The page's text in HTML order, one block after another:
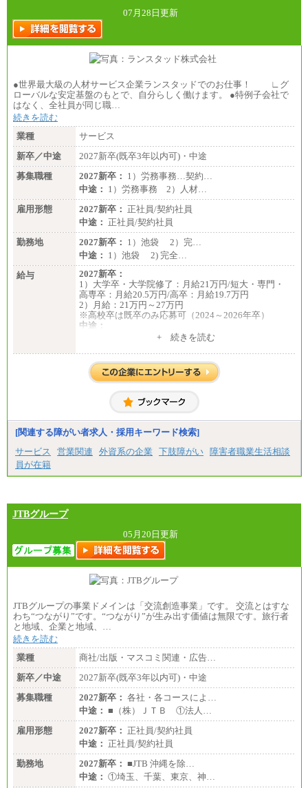
07月28日更新
●世界最大級の人材サービス企業ランスタッドでのお仕事！ ∟グ
ローバルな安定基盤のもとで、自分らしく働けます。 ●特例子会社で
はなく、全社員が同じ職…
続きを読む
業種
サービス
新卒／中途
2027新卒(既卒3年以内可)・中途
募集職種
2027新卒： 1）労務事務…契約…
中途： 1）労務事務 2）人材…
雇用形態
2027新卒： 正社員/契約社員
中途： 正社員/契約社員
勤務地
2027新卒： 1）池袋 2）完…
中途： 1）池袋 2) 完全…
給与
2027新卒：
1）大学卒・大学院修了：月給21万円/短大・専門・
高専卒：月給20.5万円/高卒：月給19.7万円
2）月給：21万円～27万円
※高校卒は既卒のみ応募可（2024～2026年卒）
中途：
1）月給：21万円～25万円+ 続きを読む
[関連する障がい者求人・採用キーワード検索]
サービス
営業関連 外資系の企業 下肢障がい 障害者職業生活相談
員が在籍
JTBグループ
05月20日更新
JTBグループの事業ドメインは「交流創造事業」です。 交流とはすな
わち“つながり”です。“つながり”が生み出す価値は無限です。旅行者
と地域、企業と地域、…
続きを読む
業種
商社/出版・マスコミ関連・広告…
新卒／中途
2027新卒(既卒3年以内可)・中途
募集職種
2027新卒： 各社・各コースによ…
中途： ■（株）ＪＴＢ ①法人…
雇用形態
2027新卒： 正社員/契約社員
中途： 正社員/契約社員
勤務地
2027新卒： ■JTB 沖縄を除…
中途： ①埼玉、千葉、東京、神…